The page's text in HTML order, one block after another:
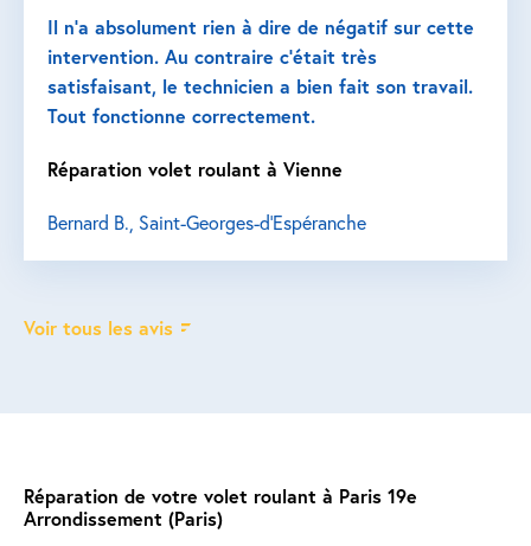
Réparation de votre volet roulant à Paris 19e
Arrondissement (Paris)
Il n’a absolument rien à dire de négatif sur cette
intervention. Au contraire c’était très
satisfaisant, le technicien a bien fait son travail.
Tout fonctionne correctement.
Réparation volet roulant à Vienne
Bernard B., Saint-Georges-d'Espéranche
Voir tous les avis